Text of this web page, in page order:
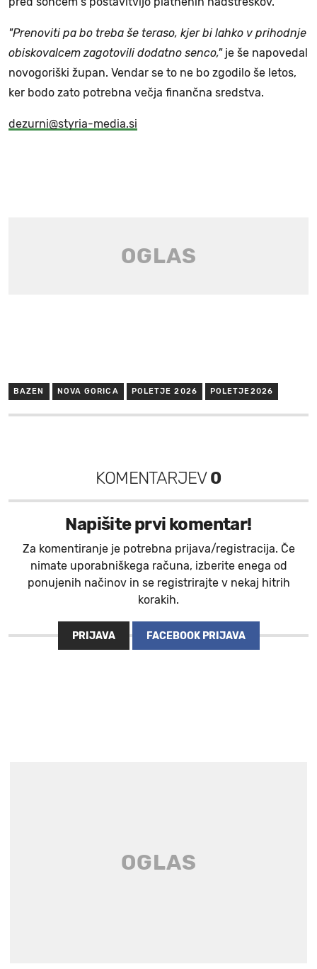
"Prenoviti pa bo treba še teraso, kjer bi lahko v prihodnje
obiskovalcem zagotovili dodatno senco,"je še napovedal
novogoriški župan. Vendar se to ne bo zgodilo še letos,
ker bodo zato potrebna večja finančna sredstva.
dezurni@styria-media.si
BAZEN NOVA GORICA POLETJE 2026 POLETJE2026
KOMENTARJEV0
Napišite prvi komentar!
Za komentiranje je potrebna prijava/registracija. Če
nimate uporabniškega računa, izberite enega od
ponujenih načinov in se registrirajte v nekaj hitrih
korakih.
PRIJAVA FACEBOOK PRIJAVA